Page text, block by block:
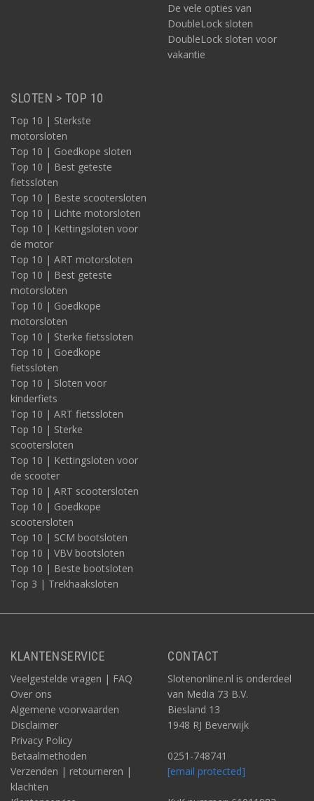
De vele opties van
DoubleLock sloten
DoubleLock sloten voor
vakantie
SLOTEN > TOP 10
Top 10 | Sterkste
motorsloten
Top 10 | Goedkope sloten
Top 10 | Best geteste
fietssloten
Top 10 | Beste scootersloten
Top 10 | Lichte motorsloten
Top 10 | Kettingsloten voor
de motor
Top 10 | ART motorsloten
Top 10 | Best geteste
motorsloten
Top 10 | Goedkope
motorsloten
Top 10 | Sterke fietssloten
Top 10 | Goedkope
fietssloten
Top 10 | Sloten voor
kinderfiets
Top 10 | ART fietssloten
Top 10 | Sterke
scootersloten
Top 10 | Kettingsloten voor
de scooter
Top 10 | ART scootersloten
Top 10 | Goedkope
scootersloten
Top 10 | SCM bootsloten
Top 10 | VBV bootsloten
Top 10 | Beste bootsloten
Top 3 | Trekhaaksloten
KLANTENSERVICE
Veelgestelde vragen | FAQ
Over ons
Algemene voorwaarden
Disclaimer
Privacy Policy
Betaalmethoden
Verzenden | retourneren |
klachten
CONTACT
Slotenonline.nl is onderdeel
van Media 73 B.V.
Biesland 13
1948 RJ Beverwijk
0251-748741
[email protected]